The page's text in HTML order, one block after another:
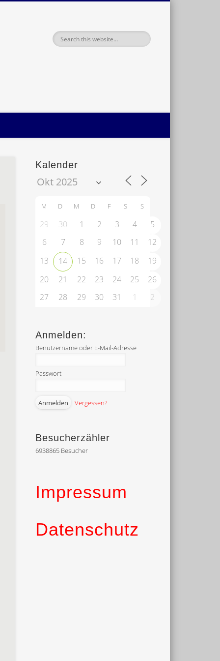
Oldenburg
Kalender
M D M D F S S
29 30 1 2 3 4
5
6
7 8 9 10 11
12
13
14 15 16 17 18
19
20
21 22 23 24 25
26
27
28 29 30 31 1 2
Anmelden:
Benutzername oder E-Mail-Adresse
Passwort
Vergessen?
Besucherzähler
6938865 Besucher
Impressum
Datenschutz